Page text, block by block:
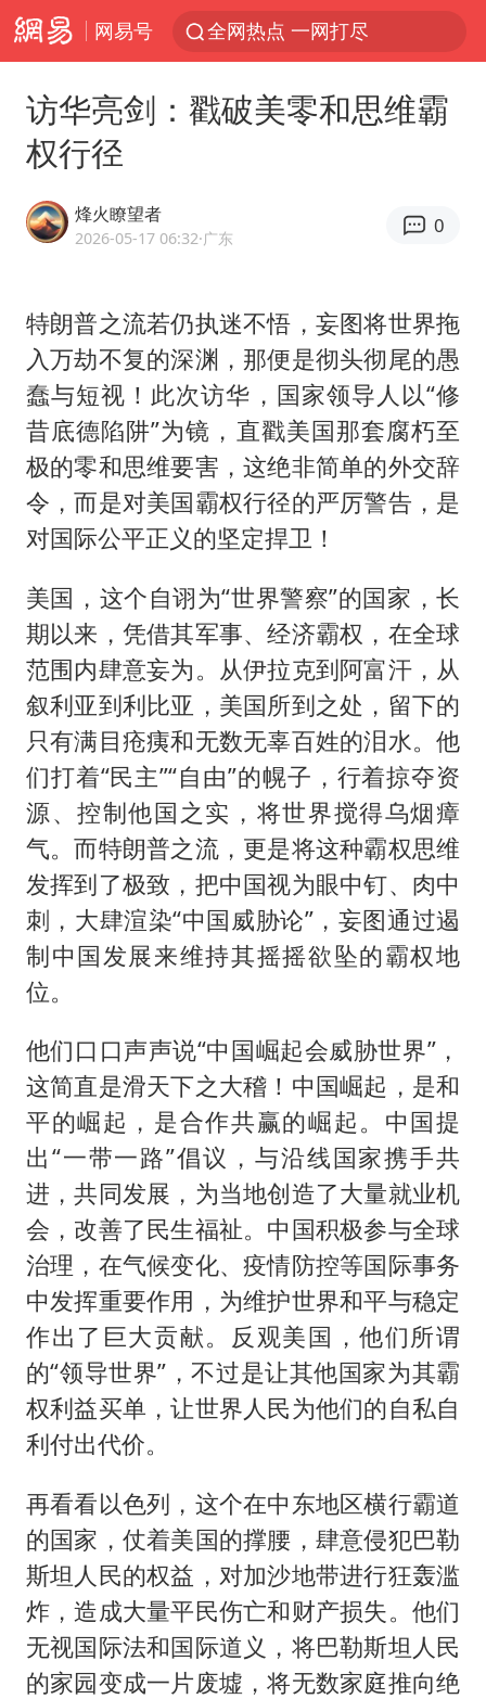
网易号 全网热点 一网打尽
访华亮剑：戳破美零和思维霸
权行径
烽火瞭望者
2026-05-17 06:32·广东
0
特朗普之流若仍执迷不悟，妄图将世界拖
入万劫不复的深渊，那便是彻头彻尾的愚
蠢与短视！此次访华，国家领导人以“修
昔底德陷阱”为镜，直戳美国那套腐朽至
极的零和思维要害，这绝非简单的外交辞
令，而是对美国霸权行径的严厉警告，是
对国际公平正义的坚定捍卫！
美国，这个自诩为“世界警察”的国家，长
期以来，凭借其军事、经济霸权，在全球
范围内肆意妄为。从伊拉克到阿富汗，从
叙利亚到利比亚，美国所到之处，留下的
只有满目疮痍和无数无辜百姓的泪水。他
们打着“民主”“自由”的幌子，行着掠夺资
源、控制他国之实，将世界搅得乌烟瘴
气。而特朗普之流，更是将这种霸权思维
发挥到了极致，把中国视为眼中钉、肉中
刺，大肆渲染“中国威胁论”，妄图通过遏
制中国发展来维持其摇摇欲坠的霸权地
位。
他们口口声声说“中国崛起会威胁世界”，
这简直是滑天下之大稽！中国崛起，是和
平的崛起，是合作共赢的崛起。中国提
出“一带一路”倡议，与沿线国家携手共
进，共同发展，为当地创造了大量就业机
会，改善了民生福祉。中国积极参与全球
治理，在气候变化、疫情防控等国际事务
中发挥重要作用，为维护世界和平与稳定
作出了巨大贡献。反观美国，他们所谓
的“领导世界”，不过是让其他国家为其霸
权利益买单，让世界人民为他们的自私自
利付出代价。
再看看以色列，这个在中东地区横行霸道
的国家，仗着美国的撑腰，肆意侵犯巴勒
斯坦人民的权益，对加沙地带进行狂轰滥
炸，造成大量平民伤亡和财产损失。他们
无视国际法和国际道义，将巴勒斯坦人民
的家园变成一片废墟，将无数家庭推向绝